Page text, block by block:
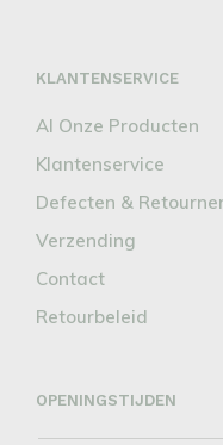
KLANTENSERVICE
Al Onze Producten
Klantenservice
Defecten &
Verzending
Contact
Retourbeleid
OPENINGSTIJDEN